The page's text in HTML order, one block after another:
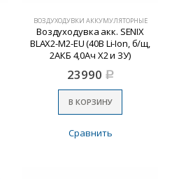
ВОЗДУХОДУВКИ АККУМУЛЯТОРНЫЕ
Воздуходувка акк. SENIX
BLAX2-M2-EU (40В Li-Ion, б/щ,
2АКБ 4,0Ач X2 и ЗУ)
23990 Р
В КОРЗИНУ
Сравнить